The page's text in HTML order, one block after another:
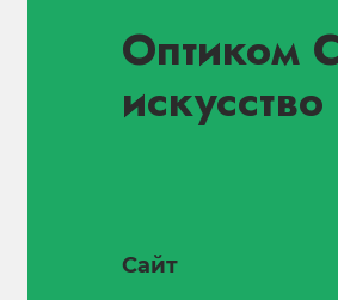
Оптиком
Сайт